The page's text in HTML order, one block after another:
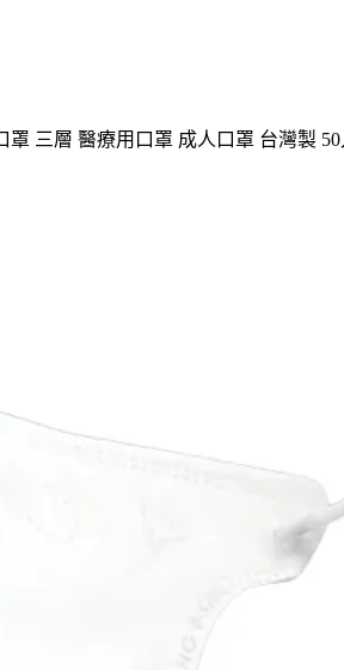
三層 醫療用口罩 成人口罩 台灣製 50